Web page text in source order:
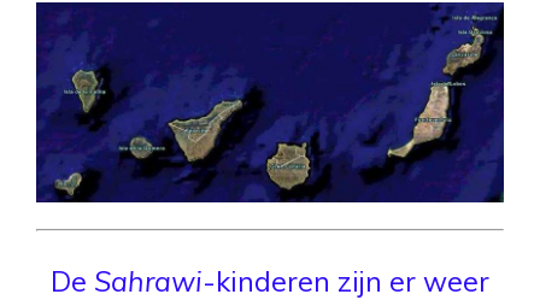
De Sahrawi-kinderen zijn er weer